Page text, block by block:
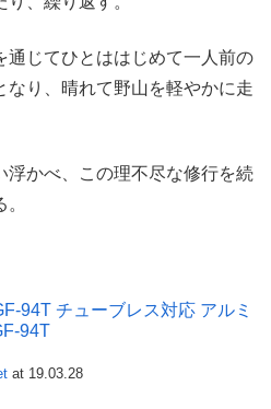
通じてひとははじめて一人前の
なり、晴れて野山を軽やかに走
浮かべ、この理不尽な修行を続
94T チューブレス対応 アルミ
94T
at 19.03.28